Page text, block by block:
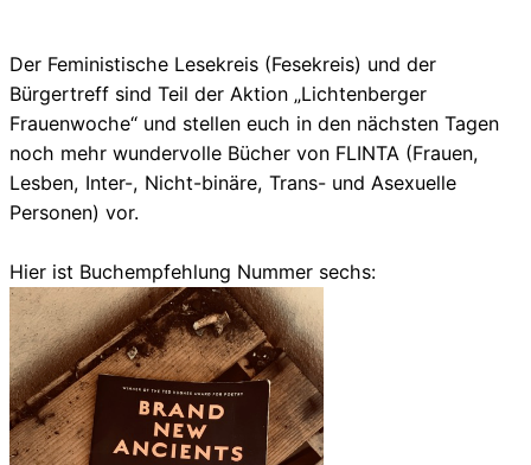
Der Feministische Lesekreis (Fesekreis) und der
Bürgertreff sind Teil der Aktion „Lichtenberger
Frauenwoche“ und stellen euch in den nächsten Tagen
noch mehr wundervolle Bücher von FLINTA (Frauen,
Lesben, Inter-, Nicht-binäre, Trans- und Asexuelle
Personen) vor.
Hier ist Buchempfehlung Nummer sechs: